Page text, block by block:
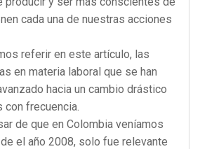
cada una de nuestras acciones
referir en este artículo, las
en materia laboral que se han
hacia un cambio drástico
con frecuencia.
de que en Colombia veníamos
el año 2008, solo fue relevante